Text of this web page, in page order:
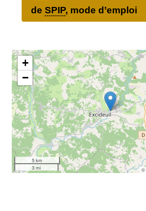
de SPIP, mode d’emploi
+
−
5 km
3 mi
©